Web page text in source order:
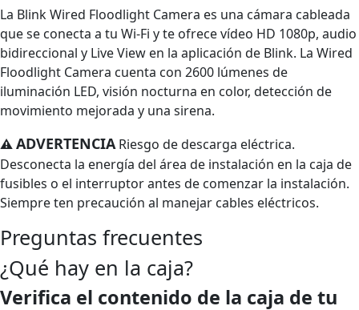
La Blink Wired Floodlight Camera es una cámara cableada
que se conecta a tu Wi-Fi y te ofrece vídeo HD 1080p, audio
bidireccional y Live View en la aplicación de Blink. La Wired
Floodlight Camera cuenta con 2600 lúmenes de
iluminación LED, visión nocturna en color, detección de
movimiento mejorada y una sirena.
⚠ADVERTENCIARiesgo de descarga eléctrica.
Desconecta la energía del área de instalación en la caja de
fusibles o el interruptor antes de comenzar la instalación.
Siempre ten precaución al manejar cables eléctricos.
Preguntas frecuentes
¿Qué hay en la caja?
Verifica el contenido de la caja de tu